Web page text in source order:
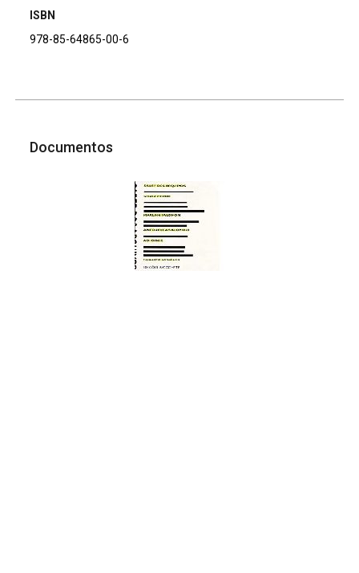
ISBN
978-85-64865-00-6
Documentos